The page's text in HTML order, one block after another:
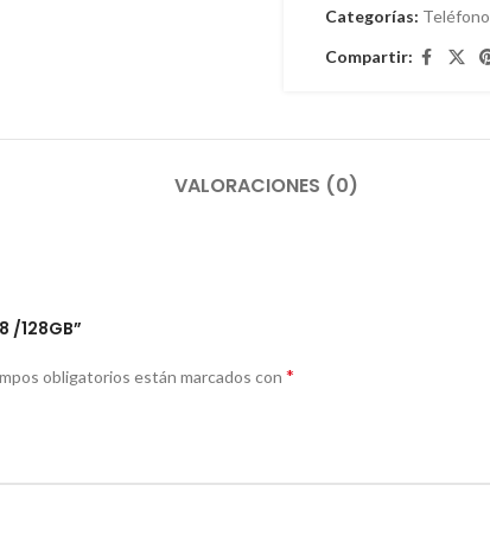
Categorías:
Compartir:
VALORACIONES (0)
/128GB”
obligatorios están marcados con *